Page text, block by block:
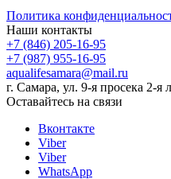
Политика
Наши контакты
+7 (846) 205-16-95
+7 (987) 955-16-95
aqualifesamara@mail.ru
г. Самара, ул. 9-я просека 2-я
Оставайтесь на связи
Вконтакте
Viber
Viber
WhatsApp